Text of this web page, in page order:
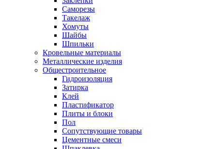
Саморезы
Такелаж
Хомуты
Шайбы
Шпильки
Кровельные материалы
Металлические изделия
Общестроительное
Гидроизоляция
Затирка
Клей
Пластификатор
Плиты и блоки
Пол
Сопутствующие товары
Цементные смеси